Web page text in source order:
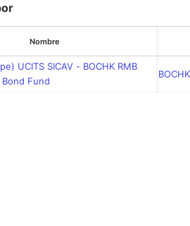
Nombre
UCITS SICAV - BOCHK RMB
Fund